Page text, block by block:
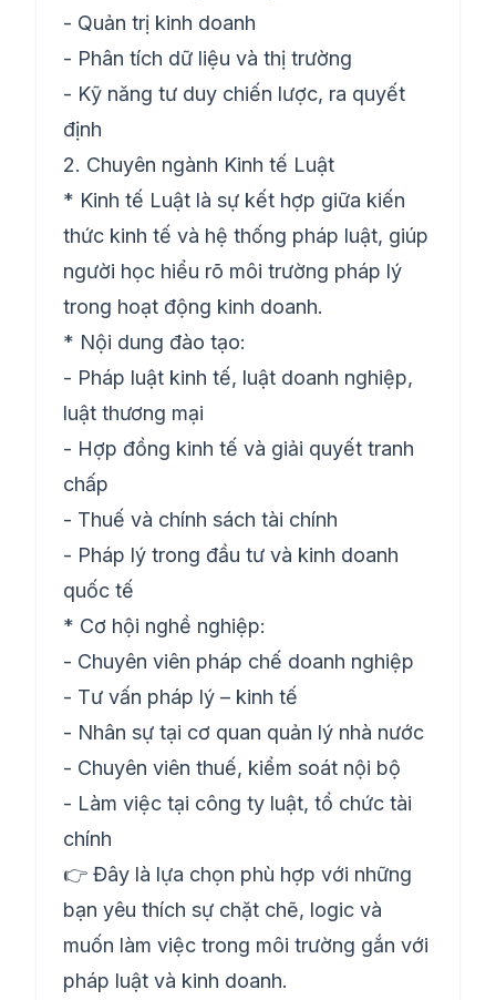
- Quản trị kinh doanh
- Phân tích dữ liệu và thị trường
- Kỹ năng tư duy chiến lược, ra quyết
định
2. Chuyên ngành Kinh tế Luật
* Kinh tế Luật là sự kết hợp giữa kiến
thức kinh tế và hệ thống pháp luật, giúp
người học hiểu rõ môi trường pháp lý
trong hoạt động kinh doanh.
* Nội dung đào tạo:
- Pháp luật kinh tế, luật doanh nghiệp,
luật thương mại
- Hợp đồng kinh tế và giải quyết tranh
chấp
- Thuế và chính sách tài chính
- Pháp lý trong đầu tư và kinh doanh
quốc tế
* Cơ hội nghề nghiệp:
- Chuyên viên pháp chế doanh nghiệp
- Tư vấn pháp lý – kinh tế
- Nhân sự tại cơ quan quản lý nhà nước
- Chuyên viên thuế, kiểm soát nội bộ
- Làm việc tại công ty luật, tổ chức tài
chính
👉 Đây là lựa chọn phù hợp với những
bạn yêu thích sự chặt chẽ, logic và
muốn làm việc trong môi trường gắn với
pháp luật và kinh doanh.